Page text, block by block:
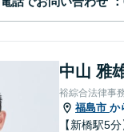
中山 雅
裕綜合法律事
福島市 か
【新橋駅5